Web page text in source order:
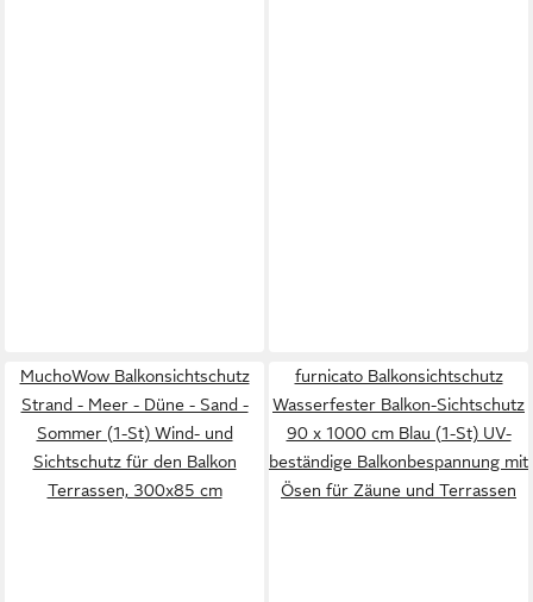
MuchoWow Balkonsichtschutz
Strand - Meer - Düne - Sand -
Sommer (1-St) Wind- und
Sichtschutz für den Balkon
Terrassen, 300x85 cm
furnicato Balkonsichtschutz
Wasserfester Balkon-Sichtschutz
90 x 1000 cm Blau (1-St) UV-
beständige Balkonbespannung mit
Ösen für Zäune und Terrassen